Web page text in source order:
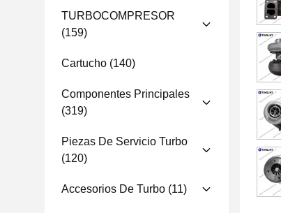
TURBOCOMPRESOR
(159)
Cartucho (140)
Componentes Principales
(319)
Piezas De Servicio Turbo
(120)
Accesorios De Turbo (11)